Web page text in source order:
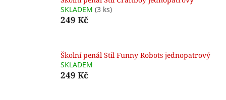
SKLADEM (3 ks)
249 Kč
Školní penál Stil Funny Robots jednopatrový
SKLADEM
249 Kč